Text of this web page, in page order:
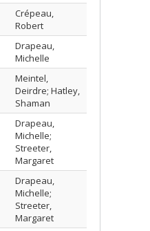
Crépeau,
Robert
Drapeau,
Michelle
Meintel,
Deirdre; Hatley,
Shaman
Drapeau,
Michelle;
Streeter,
Margaret
Drapeau,
Michelle;
Streeter,
Margaret